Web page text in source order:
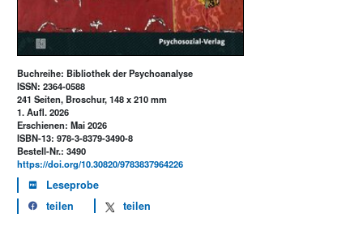
Buchreihe: Bibliothek der Psychoanalyse
ISSN: 2364-0588
241 Seiten, Broschur, 148 x 210 mm
1. Aufl. 2026
Erschienen: Mai 2026
ISBN-13: 978-3-8379-3490-8
Bestell-Nr.: 3490
https://doi.org/10.30820/9783837964226
Leseprobe
teilen
teilen